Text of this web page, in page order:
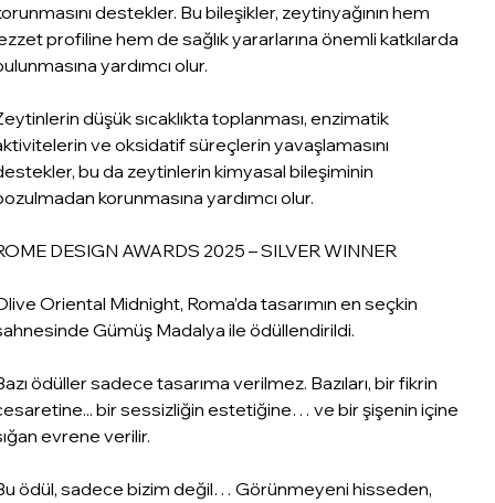
destekler. Bu bileşikler, zeytinyağının hem
profiline hem de sağlık yararlarına önemli katkılarda
yardımcı olur.
düşük sıcaklıkta toplanması, enzimatik
ve oksidatif süreçlerin yavaşlamasını
bu da zeytinlerin kimyasal bileşiminin
korunmasına yardımcı olur.
DESIGN AWARDS 2025 – SILVER WINNER ⠀
Oriental Midnight, Roma’da tasarımın en seçkin
Gümüş Madalya ile ödüllendirildi.
ödüller sadece tasarıma verilmez. Bazıları, bir fikrin
bir sessizliğin estetiğine… ve bir şişenin içine
evrene verilir.
ödül, sadece bizim değil… Görünmeyeni hisseden,